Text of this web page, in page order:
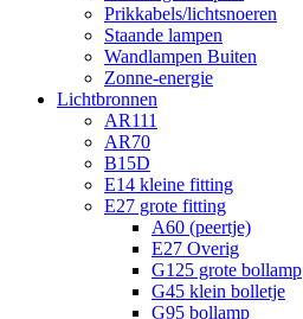
Prikkabels/lichtsnoeren
Staande lampen
Wandlampen Buiten
Zonne-energie
Lichtbronnen
AR111
AR70
B15D
E14 kleine fitting
E27 grote fitting
A60 (peertje)
E27 Overig
G125 grote bollamp
G45 klein bolletje
G95 bollamp